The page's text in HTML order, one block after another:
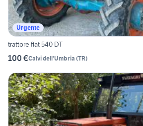
Urgente
trattore fiat 540 DT
100 €Calvi dell'Umbria (TR)